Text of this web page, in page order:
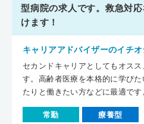
型病院の求人です。救急対
けます！
キャリアアドバイザーのイチオ
セカンドキャリアとしてもオス
す。高齢者医療を本格的に学び
たりと働きたい方などに最適です
常勤 療養型